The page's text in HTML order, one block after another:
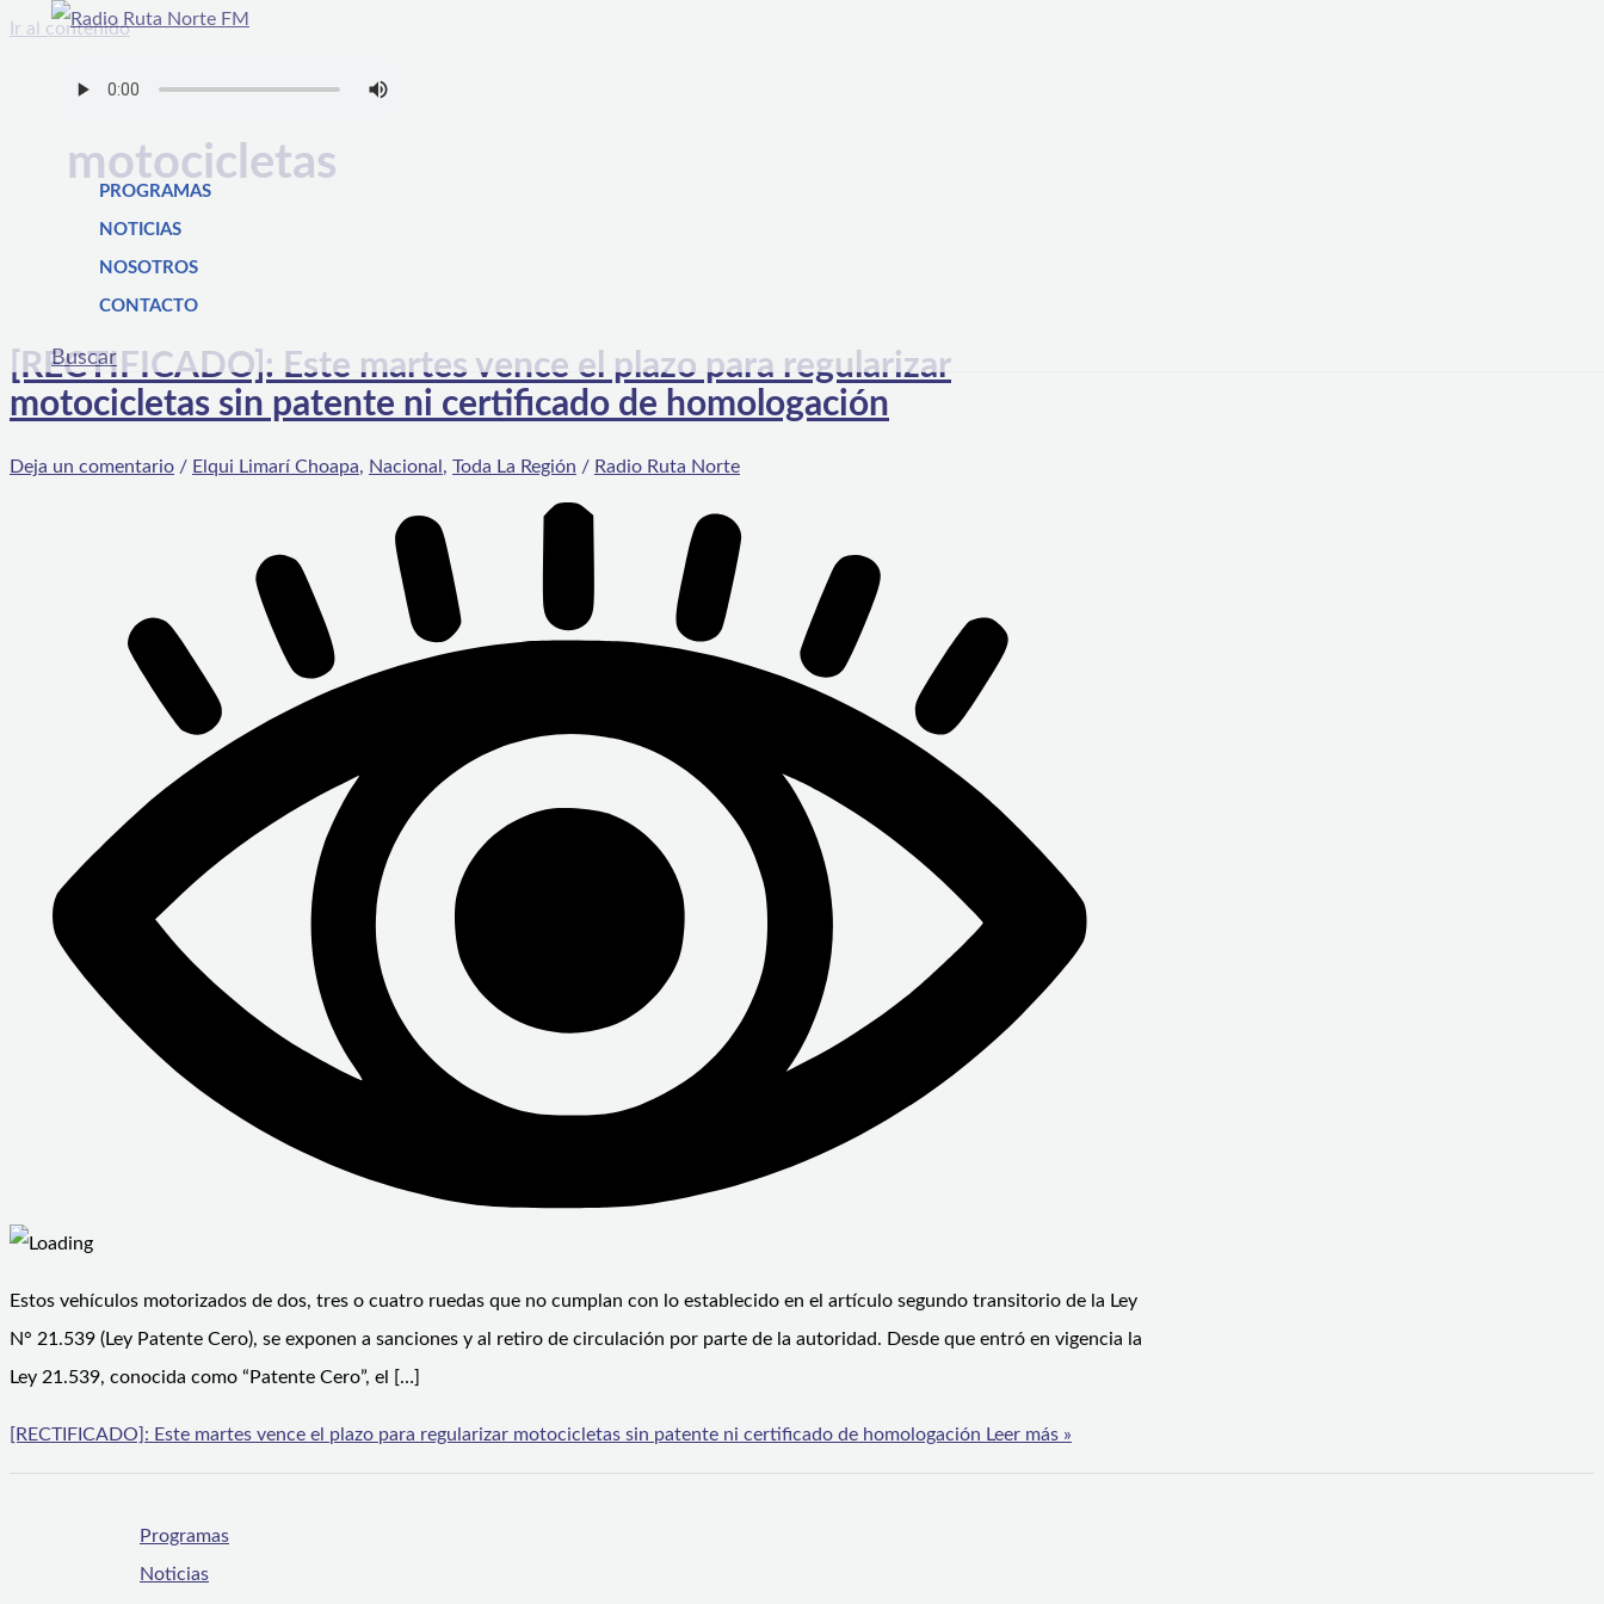
Ir al contenido
PROGRAMAS
NOTICIAS
NOSOTROS
CONTACTO
Buscar
motocicletas
[RECTIFICADO]: Este martes vence el plazo para regularizar
motocicletas sin patente ni certificado de homologación
Deja un comentario / Elqui Limarí Choapa, Nacional , Toda La Región / Radio Ruta Norte
Estos vehículos motorizados de dos, tres o cuatro ruedas que no cumplan con lo establecido en el artículo segundo transitorio de la Ley
N° 21.539 (Ley Patente Cero), se exponen a sanciones y al retiro de circulación por parte de la autoridad. Desde que entró en vigencia la
Ley 21.539, conocida como “Patente Cero”, el […]
[RECTIFICADO]: Este martes vence el plazo para regularizar motocicletas sin patente ni certificado de homologación Leer más »
Programas
Noticias